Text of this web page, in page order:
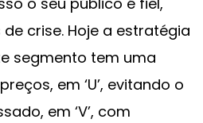
crise. Hoje a estratégia
segmento tem uma
em ‘U’, evitando o
em ‘V’, com